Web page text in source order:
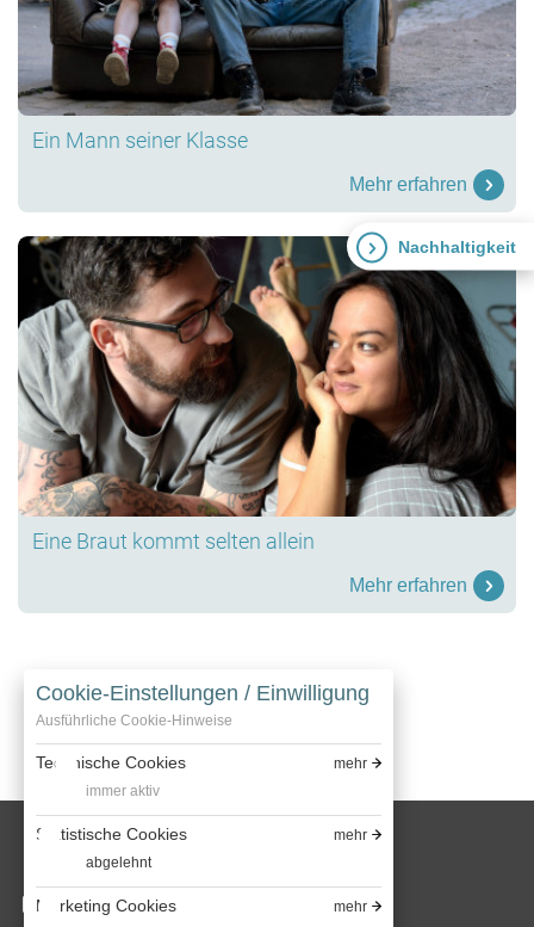
Cookie-Einstellungen / Einwilligung
Ausführliche Cookie-Hinweise
Technische Cookies
mehr
immer aktiv
Statistische Cookies
mehr
abgelehnt
Marketing Cookies
mehr
Ein Mann seiner Klasse
Mehr erfahren
Eine Braut kommt selten allein
Mehr erfahren
Vorherige Weiter
Nachhaltigkeit